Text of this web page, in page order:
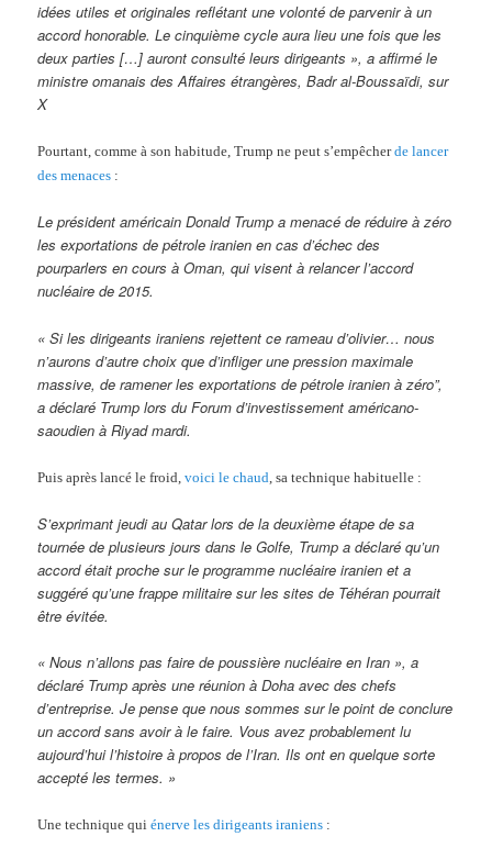
idées utiles et originales reflétant une volonté de parvenir à un
accord honorable. Le cinquième cycle aura lieu une fois que les
deux parties […] auront consulté leurs dirigeants », a affirmé le
ministre omanais des Affaires étrangères, Badr al-Boussaïdi, sur
X
Pourtant, comme à son habitude, Trump ne peut s’empêcherde lancer
des menaces :
Le président américain Donald Trump a menacé de réduire à zéro
les exportations de pétrole iranien en cas d’échec des
pourparlers en cours à Oman, qui visent à relancer l’accord
nucléaire de 2015.
« Si les dirigeants iraniens rejettent ce rameau d’olivier… nous
n’aurons d’autre choix que d’infliger une pression maximale
massive, de ramener les exportations de pétrole iranien à zéro”,
a déclaré Trump lors du Forum d’investissement américano-
saoudien à Riyad mardi.
Puis après lancé le froid,voici le chaud , sa technique habituelle :
S’exprimant jeudi au Qatar lors de la deuxième étape de sa
tournée de plusieurs jours dans le Golfe, Trump a déclaré qu’un
accord était proche sur le programme nucléaire iranien et a
suggéré qu’une frappe militaire sur les sites de Téhéran pourrait
être évitée.
« Nous n’allons pas faire de poussière nucléaire en Iran », a
déclaré Trump après une réunion à Doha avec des chefs
d’entreprise. Je pense que nous sommes sur le point de conclure
un accord sans avoir à le faire. Vous avez probablement lu
aujourd’hui l’histoire à propos de l’Iran. Ils ont en quelque sorte
accepté les termes. »
Une technique quiénerve les dirigeants iraniens :